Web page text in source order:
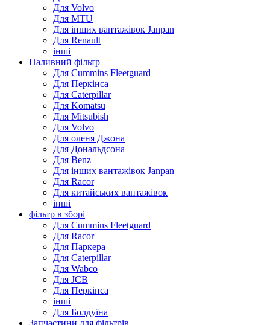
Для Volvo
Для MTU
Для інших вантажівок Janpan
Для Renault
інші
Паливний фільтр
Для Cummins Fleetguard
Для Перкінса
Для Caterpillar
Для Komatsu
Для Mitsubish
Для Volvo
Для оленя Джона
Для Дональдсона
Для Benz
Для інших вантажівок Janpan
Для Racor
Для китайських вантажівок
інші
фільтр в зборі
Для Cummins Fleetguard
Для Racor
Для Паркера
Для Caterpillar
Для Wabco
Для JCB
Для Перкінса
інші
Для Болдуїна
Запчастини для фільтрів